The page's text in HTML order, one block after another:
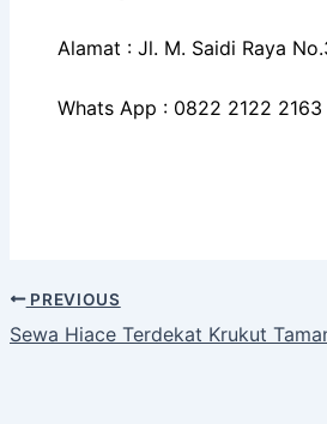
Alamat : Jl. M. Saidi Raya
Whats App : 0822 2122 2163
PREVIOUS
Sewa Hiace Terdekat Krukut